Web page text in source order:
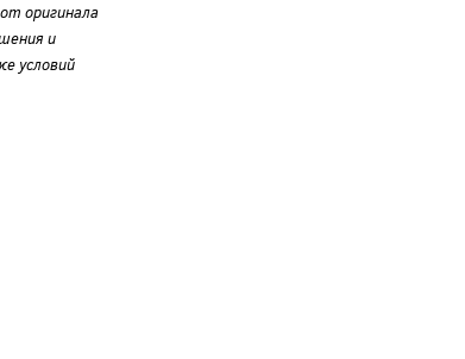
оригинала
и
условий